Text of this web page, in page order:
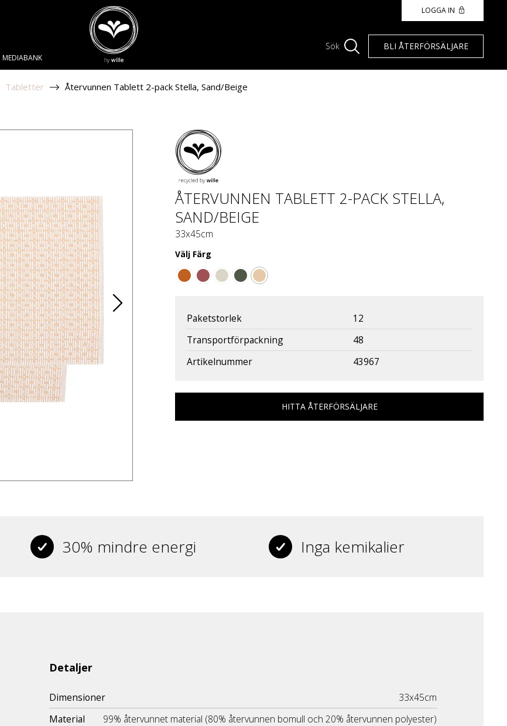
MEDIABANK
LOGGA IN
Sök BLI ÅTERFÖRSÄLJARE
Tabletter Återvunnen Tablett 2-pack Stella, Sand/Beige
ÅTERVUNNEN TABLETT 2-PACK STELLA,
SAND/BEIGE
33x45cm
Välj Färg
Paketstorlek
12
Transportförpackning
48
Artikelnummer
43967
HITTA ÅTERFÖRSÄLJARE
30% mindre energi Inga kemikalier
Detaljer
Dimensioner
33x45cm
Material
99% återvunnet material (80% återvunnen bomull och 20% återvunnen polyester)